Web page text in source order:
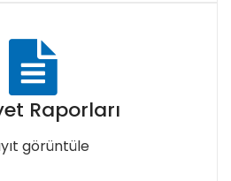
Raporları
görüntüle